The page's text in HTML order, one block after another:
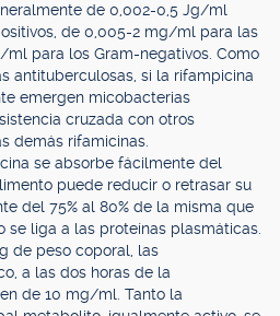
de 0,002-0,5 Jg/ml
de 0,005-2 mg/ml para las
para los Gram-negativos. Como
antituberculosas, si la rifampicina
emergen micobacterias
cruzada con otros
demás rifamicinas.
se absorbe fácilmente del
puede reducir o retrasar su
del 75% al 80% de la misma que
liga a las proteínas plasmáticas.
de peso coporal, las
a las dos horas de la
de 10 mg/ml. Tanto la